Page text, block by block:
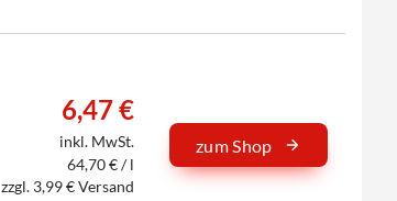
6,47 €
inkl. MwSt.
64,70 € / l
zzgl. 3,99 € Versand
zum Shop